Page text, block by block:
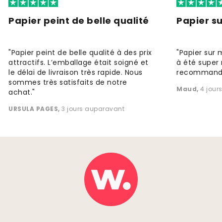
Papier peint de belle qualité
"Papier peint de belle qualité à des prix
attractifs. L’emballage était soigné et
le délai de livraison très rapide. Nous
sommes très satisfaits de notre
achat."
URSULA PAGES, 3 jours auparavant
Papier
"Papier sur
à été super
Maud, 4